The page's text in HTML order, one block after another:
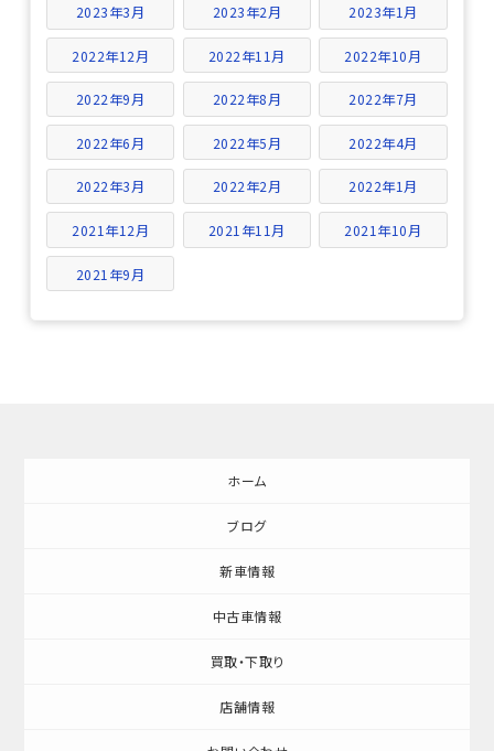
2023年3月 2023年2月 2023年1月
2022年12月 2022年11月 2022年10月
2022年9月 2022年8月 2022年7月
2022年6月 2022年5月 2022年4月
2022年3月 2022年2月 2022年1月
2021年12月 2021年11月 2021年10月
2021年9月
ホーム
ブログ
新車情報
中古車情報
買取・下取り
店舗情報